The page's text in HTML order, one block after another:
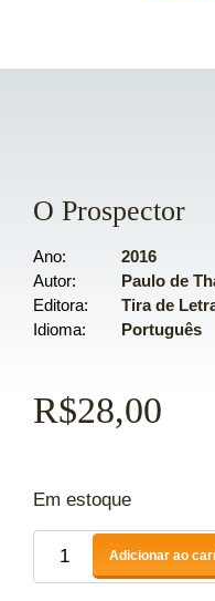
O Prospector
Ano
2016
Autor
Paulo de
Editora
Tira de
Idioma
Português
R$28,00
Em estoque
Adicionar ao